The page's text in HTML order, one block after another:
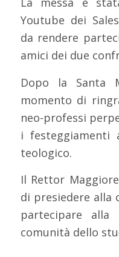
Youtube dei
da rendere
amici dei due
Dopo la Santa
momento di
neo-professi
i festeggiamenti
teologico.
Il Rettor
di presiedere alla
partecipare
comunità dello